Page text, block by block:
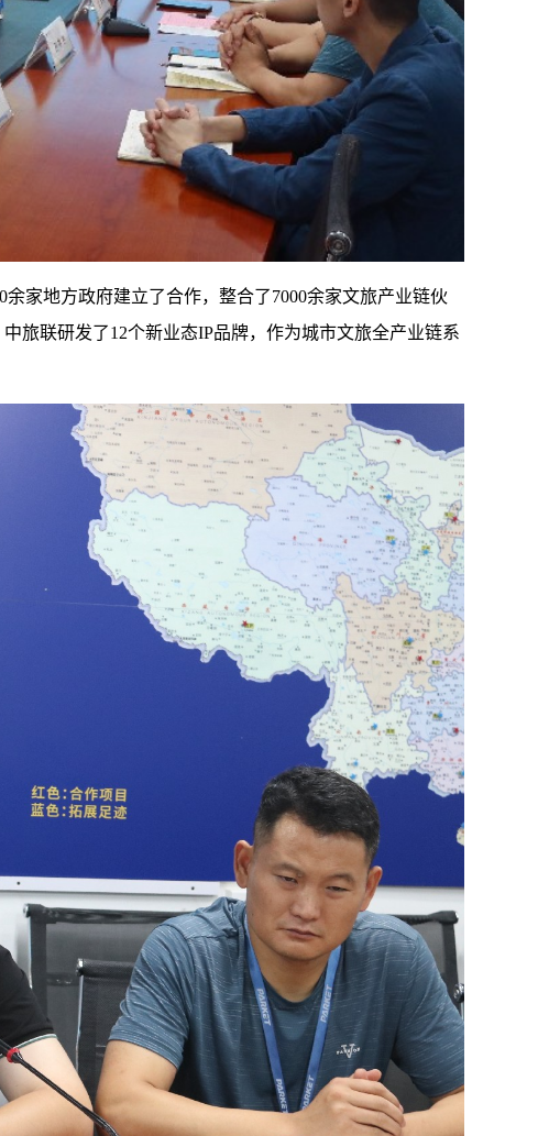
家地方政府建立了合作，整合了7000余家文旅产业链伙
旅联研发了12个新业态IP品牌，作为城市文旅全产业链系